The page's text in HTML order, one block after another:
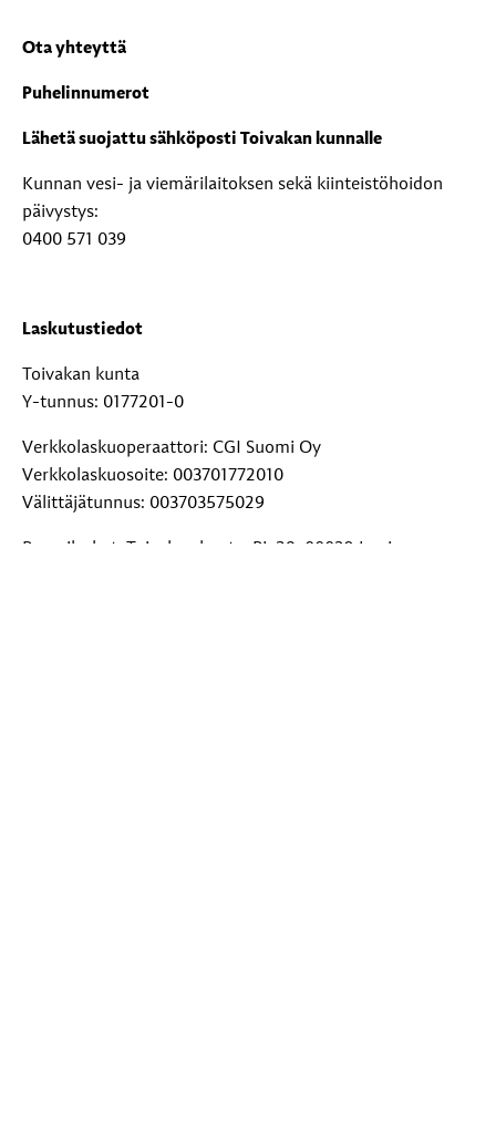
Ota yhteyttä
Puhelinnumerot
Lähetä suojattu sähköposti Toivakan kunnalle
Kunnan vesi- ja viemärilaitoksen sekä kiinteistöhoidon
päivystys:
0400 571 039
Laskutustiedot
Toivakan kunta
Y-tunnus: 0177201-0
Verkkolaskuoperaattori: CGI Suomi Oy
Verkkolaskuosoite: 003701772010
Välittäjätunnus: 003703575029
Paperilaskut: Toivakan kunta, PL 29, 00038 Logica